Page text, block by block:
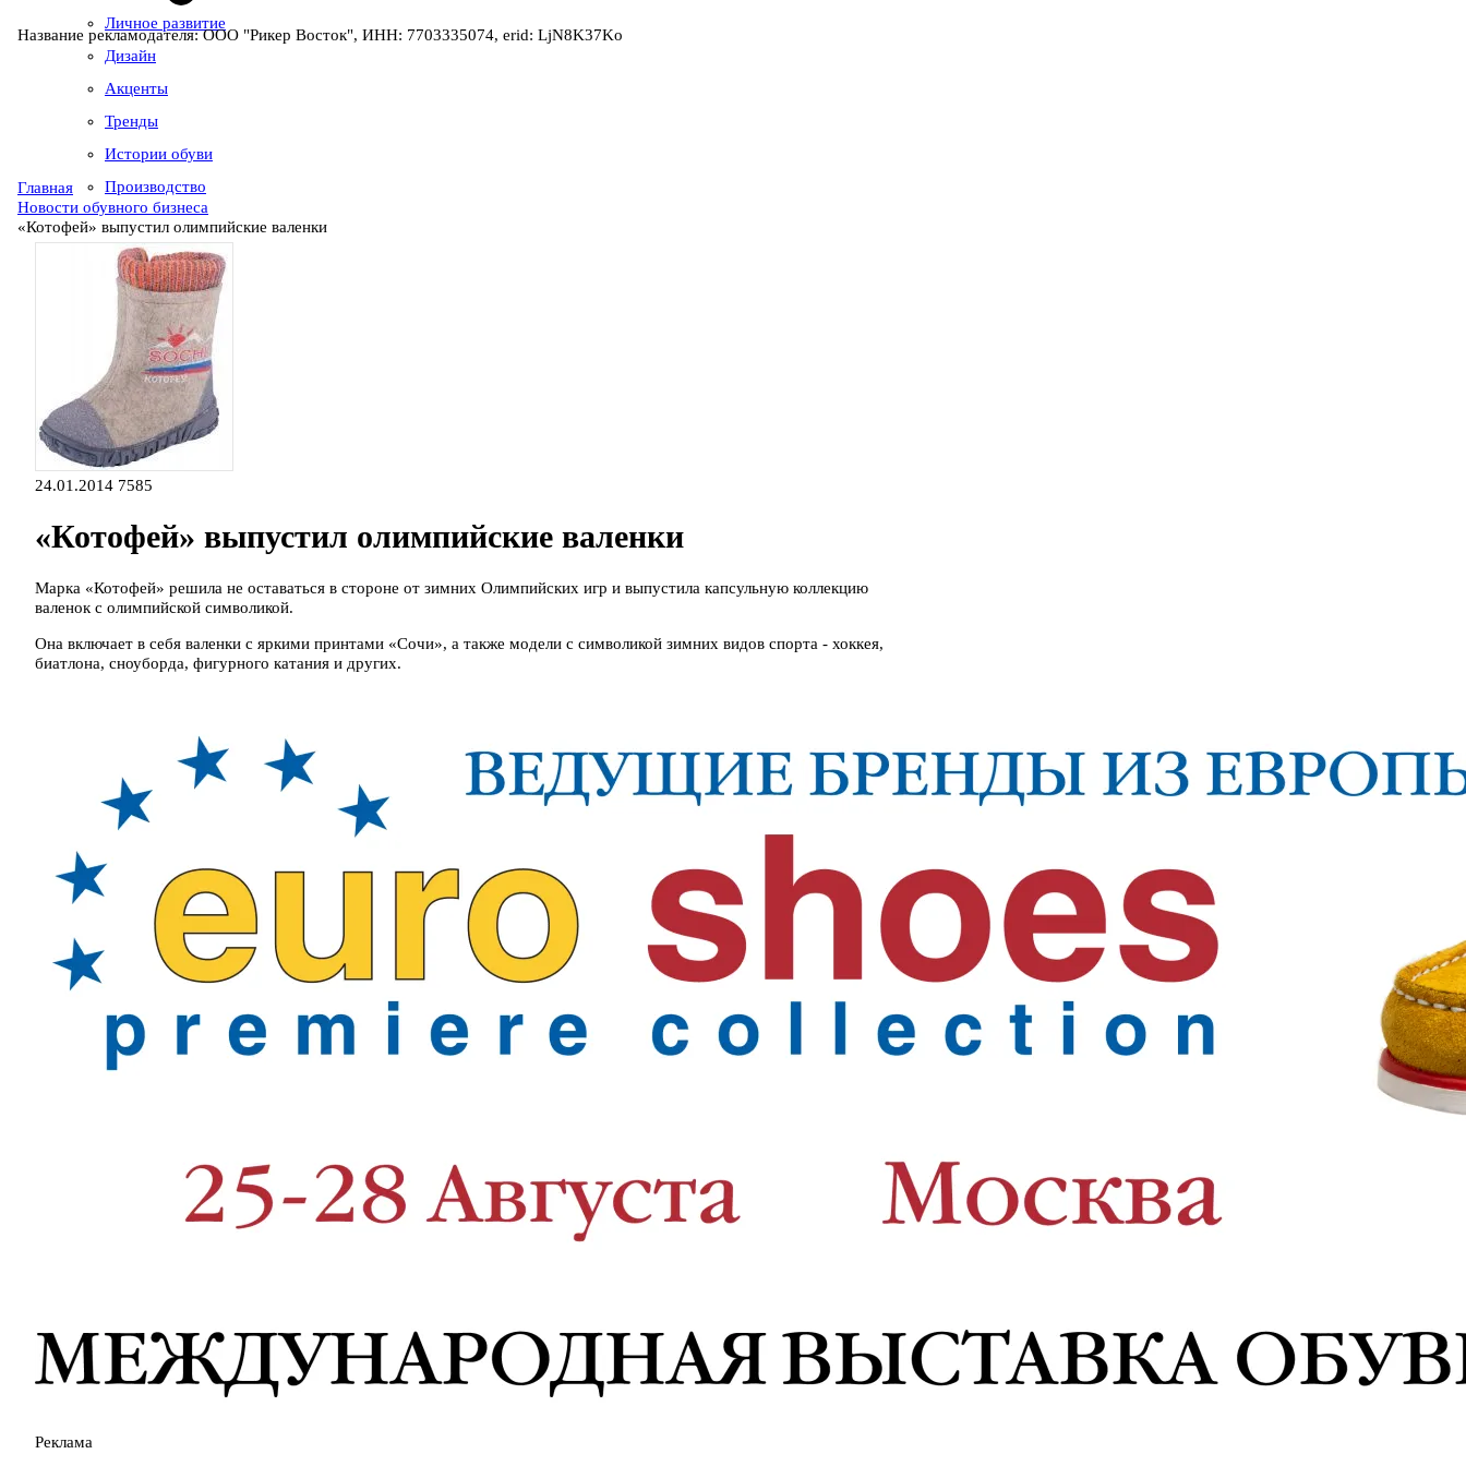
Личное развитие
Дизайн
Акценты
Тренды
Истории обуви
Производство
Название рекламодателя: ООО "Рикер Восток", ИНН: 7703335074, erid: LjN8K37Ko
Главная
Новости обувного бизнеса
«Котофей» выпустил олимпийские валенки
24.01.2014 7585
«Котофей» выпустил олимпийские валенки
Марка «Котофей» решила не оставаться в стороне от зимних Олимпийских игр и выпустила капсульную коллекцию
валенок с олимпийской символикой.
Она включает в себя валенки с яркими принтами «Сочи», а также модели с символикой зимних видов спорта - хоккея,
биатлона, сноуборда, фигурного катания и других.
Реклама